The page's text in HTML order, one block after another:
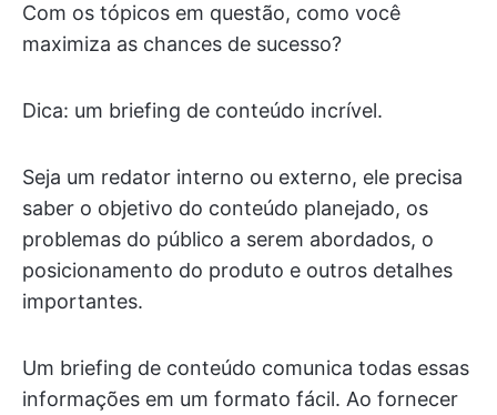
Com os tópicos em questão, como você
maximiza as chances de sucesso?
Dica: um briefing de conteúdo incrível.
Seja um redator interno ou externo, ele precisa
saber o objetivo do conteúdo planejado, os
problemas do público a serem abordados, o
posicionamento do produto e outros detalhes
importantes.
Um briefing de conteúdo comunica todas essas
informações em um formato fácil. Ao fornecer